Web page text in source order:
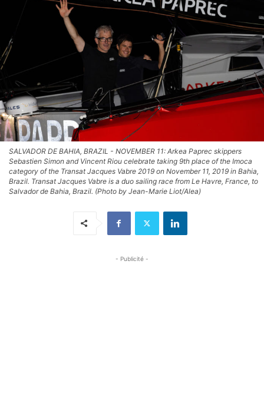
SALVADOR DE BAHIA, BRAZIL - NOVEMBER 11: Arkea Paprec skippers
Sebastien Simon and Vincent Riou celebrate taking 9th place of the Imoca
category of the Transat Jacques Vabre 2019 on November 11, 2019 in Bahia,
Brazil. Transat Jacques Vabre is a duo sailing race from Le Havre, France, to
Salvador de Bahia, Brazil. (Photo by Jean-Marie Liot/Alea)
- Publicité -